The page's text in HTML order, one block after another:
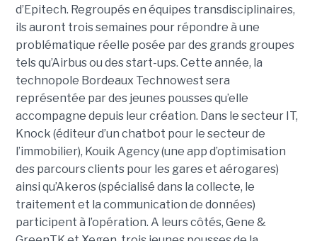
d’Epitech. Regroupés en équipes transdisciplinaires,
ils auront trois semaines pour répondre à une
problématique réelle posée par des grands groupes
tels qu’Airbus ou des start-ups. Cette année, la
technopole Bordeaux Technowest sera
représentée par des jeunes pousses qu’elle
accompagne depuis leur création. Dans le secteur IT,
Knock (éditeur d’un chatbot pour le secteur de
l’immobilier), Kouik Agency (une app d’optimisation
des parcours clients pour les gares et aérogares)
ainsi qu’Akeros (spécialisé dans la collecte, le
traitement et la communication de données)
participent à l’opération. A leurs côtés, Gene &